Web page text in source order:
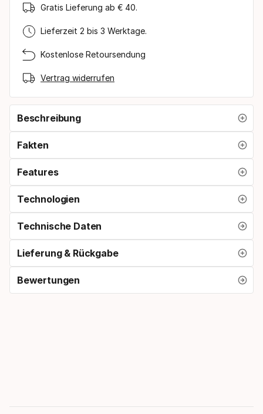
Gratis Lieferung ab € 40.
Lieferzeit 2 bis 3 Werktage.
Kostenlose Retoursendung
Vertrag widerrufen
Beschreibung
Fakten
Features
Technologien
Technische Daten
Lieferung & Rückgabe
Bewertungen